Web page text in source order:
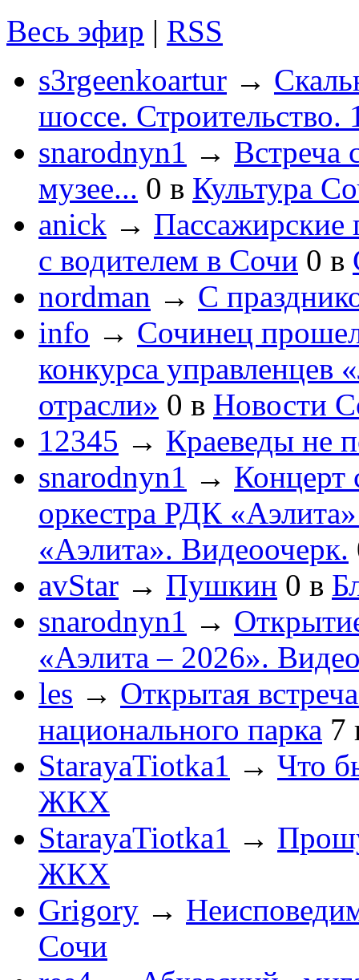
Весь эфир | RSS
s3rgeenkoartur →
шоссе. Строительство.
snarodnyn1 → Встреча
музее... 0 в Культура
anick → Пассажирские
с водителем в Сочи 0 в
nordman → С
info → Сочинец
конкурса управленцев
отрасли» 0 в Новости
12345 → Краеведы не
snarodnyn1 → Концерт
оркестра РДК
«Аэлита». Видеоочерк.
avStar → Пушкин 0 в
snarodnyn1 →
«Аэлита – 2026».
les → Открытая
национального парка 7
StarayaTiotka1 → Что
ЖКХ
StarayaTiotka1 →
ЖКХ
Grigory →
Сочи